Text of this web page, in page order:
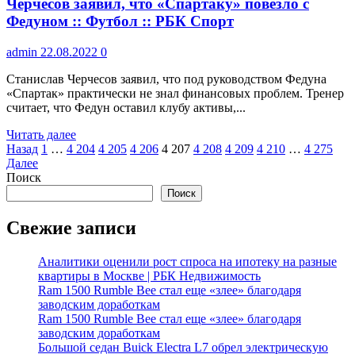
Черчесов заявил, что «Спартаку» повезло с
Федуном :: Футбол :: РБК Спорт
admin 22.08.2022 0
Станислав Черчесов заявил, что под руководством Федуна
«Спартак» практически не знал финансовых проблем. Тренер
считает, что Федун оставил клубу активы,...
Читать далее
Пагинация
записей
Назад 1 … 4 204 4 205 4 206 4 207 4 208 4 209 4 210 … 4 275
Далее
Поиск
Поиск
Свежие записи
Аналитики оценили рост спроса на ипотеку на разные
квартиры в Москве | РБК Недвижимость
Ram 1500 Rumble Bee стал еще «злее» благодаря
заводским доработкам
Ram 1500 Rumble Bee стал еще «злее» благодаря
заводским доработкам
Большой седан Buick Electra L7 обрел электрическую